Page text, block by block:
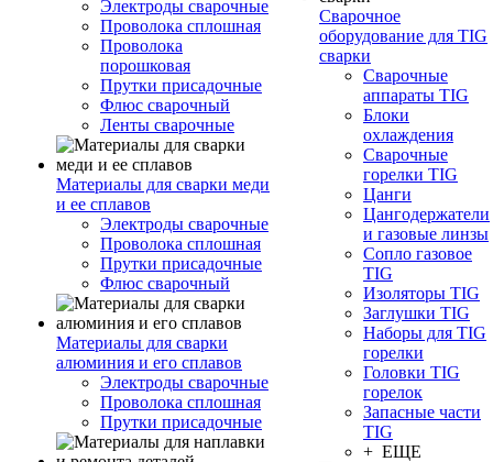
Электроды сварочные
Проволока сплошная
Проволока
порошковая
Прутки присадочные
Флюс сварочный
Ленты сварочные
Материалы для сварки меди
и ее сплавов
Электроды сварочные
Проволока сплошная
Прутки присадочные
Флюс сварочный
Материалы для сварки
алюминия и его сплавов
Электроды сварочные
Проволока сплошная
Прутки присадочные
Сварочное
оборудование для TIG
сварки
Сварочные
аппараты TIG
Блоки
охлаждения
Сварочные
горелки TIG
Цанги
Цангодержатели
и газовые линзы
Сопло газовое
TIG
Изоляторы TIG
Заглушки TIG
Наборы для TIG
горелки
Головки TIG
горелок
Запасные части
TIG
+ ЕЩЕ